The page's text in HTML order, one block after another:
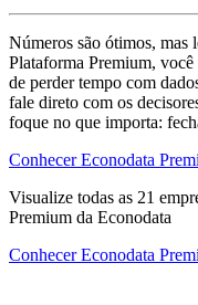
Números são ótimos, mas
Plataforma Premium, você
de perder tempo com
fale direto com os
foque no que importa:
Conhecer Econodata
Visualize todas as 21
Premium da Econodata
Conhecer Econodata